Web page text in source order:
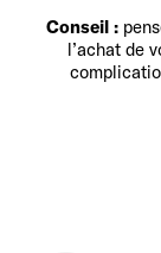
Conseil :
l’achat de